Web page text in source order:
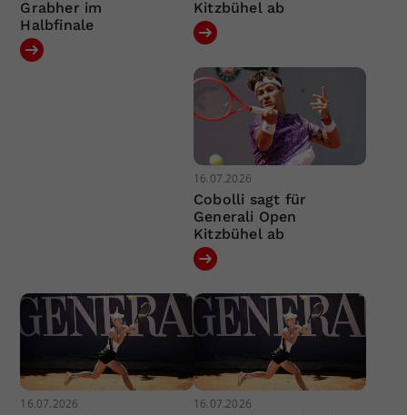
Grabher im
Halbfinale
Kitzbühel ab
16.07.2026
Cobolli sagt für
Generali Open
Kitzbühel ab
16.07.2026 16.07.2026